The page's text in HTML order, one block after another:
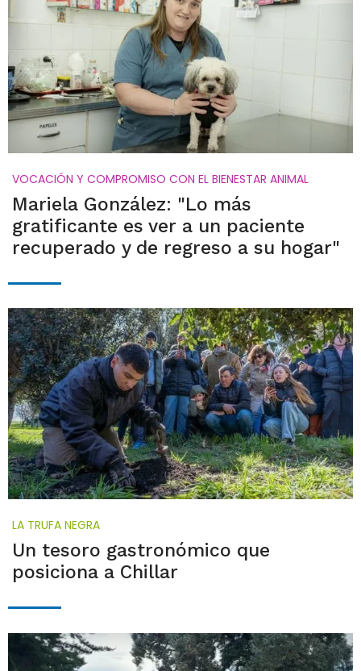
VOCACIÓN Y COMPROMISO CON EL BIENESTAR ANIMAL
Mariela González: "Lo más
gratificante es ver a un paciente
recuperado y de regreso a su hogar"
LA TRUFA NEGRA
Un tesoro gastronómico que
posiciona a Chillar